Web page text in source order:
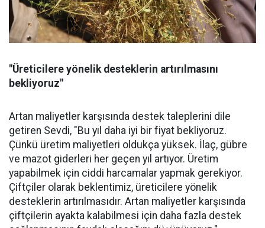
"Üreticilere yönelik desteklerin artırılmasını
bekliyoruz"
Artan maliyetler karşısında destek taleplerini dile
getiren Sevdi, "Bu yıl daha iyi bir fiyat bekliyoruz.
Çünkü üretim maliyetleri oldukça yüksek. İlaç, gübre
ve mazot giderleri her geçen yıl artıyor. Üretim
yapabilmek için ciddi harcamalar yapmak gerekiyor.
Çiftçiler olarak beklentimiz, üreticilere yönelik
desteklerin artırılmasıdır. Artan maliyetler karşısında
çiftçilerin ayakta kalabilmesi için daha fazla destek